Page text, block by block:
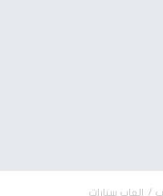
/ العاب سيارات